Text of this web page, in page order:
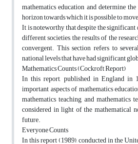
mathematics education and determine
horizon towards which it is possible to
It is noteworthy that despite the
different societies, the results of the
convergent. This section refers to
national levels that have had significant
Mathematics Counts (Cockroft Report)
In this report, published in England in
important aspects of mathematics
mathematics teaching, and mathematics
considered in light of the mathematical
future.
Everyone Counts
In this report (1989), conducted in the